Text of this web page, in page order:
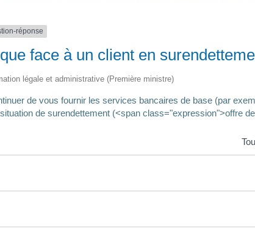
réponse
face à un client en
légale et administrative (Première ministre)
de vous fournir les services bancaires de base (par
de surendettement (<span class="expression">offre